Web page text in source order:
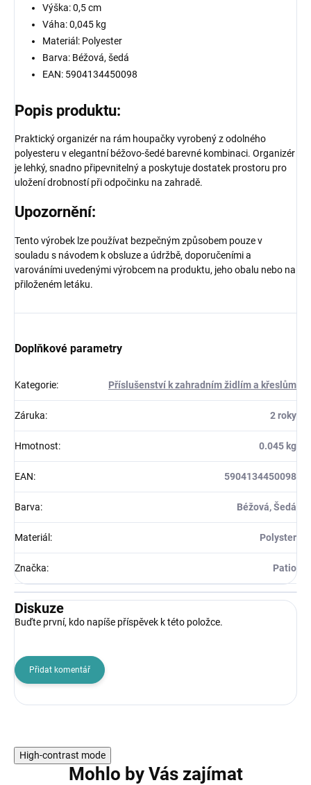
Výška: 0,5 cm
Váha: 0,045 kg
Materiál: Polyester
Barva: Béžová, šedá
EAN: 5904134450098
Popis produktu:
Praktický organizér na rám houpačky vyrobený z odolného
polyesteru v elegantní béžovo-šedé barevné kombinaci. Organizér
je lehký, snadno připevnitelný a poskytuje dostatek prostoru pro
uložení drobností při odpočinku na zahradě.
Upozornění:
Tento výrobek lze používat bezpečným způsobem pouze v
souladu s návodem k obsluze a údržbě, doporučeními a
varováními uvedenými výrobcem na produktu, jeho obalu nebo na
přiloženém letáku.
Doplňkové parametry
Kategorie: Příslušenství k zahradním židlím a křeslům
Záruka: 2 roky
Hmotnost: 0.045 kg
EAN: 5904134450098
Barva: Béžová, Šedá
Materiál: Polyster
Značka: Patio
Diskuze
Buďte první, kdo napíše příspěvek k této položce.
Přidat komentář
High-contrast mode
Mohlo by Vás zajímat